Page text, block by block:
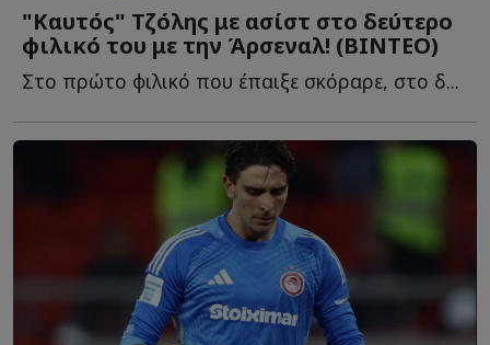
"Καυτός" Τζόλης με ασίστ στο δεύτερο
φιλικό του με την Άρσεναλ! (ΒΙΝΤΕΟ)
Στο πρώτο φιλικό που έπαιξε σκόραρε, στο δ...